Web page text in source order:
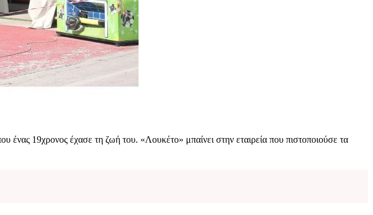
ένας 19χρονος έχασε τη ζωή του. «Λουκέτο» μπαίνει στην εταιρεία που πιστοποιούσε τα